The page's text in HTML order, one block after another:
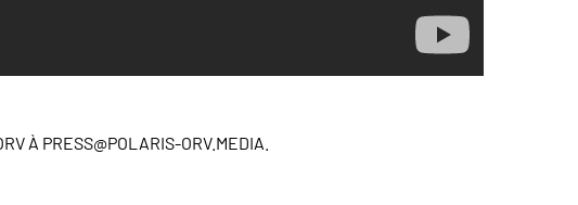
À PRESS@POLARIS-ORV.MEDIA.